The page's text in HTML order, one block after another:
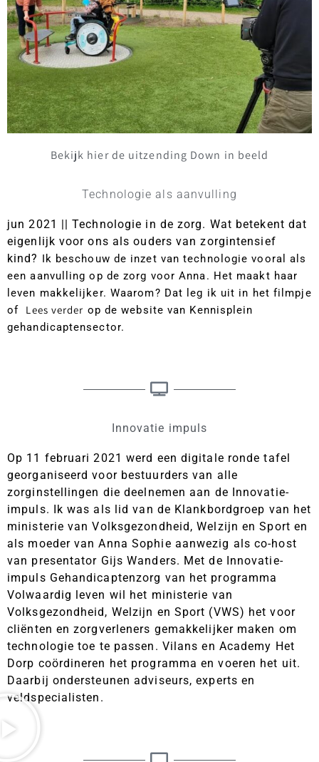
Bekijk hier de uitzending Down in beeld
Technologie als aanvulling
jun 2021 || Technologie in de zorg. Wat betekent dat
eigenlijk voor ons als ouders van zorgintensief
kind?
Ik beschouw de inzet van technologie vooral als
een aanvulling op de zorg voor Anna. Het maakt haar
leven makkelijker. Waarom? Dat leg ik uit in het filmpje
of Lees verder op de website van Kennisplein
gehandicaptensector.
Innovatie impuls
Op 11 februari 2021 werd een digitale ronde tafel
georganiseerd voor bestuurders van alle
zorginstellingen die deelnemen aan de Innovatie-
impuls. Ik was als lid van de Klankbordgroep van het
ministerie van Volksgezondheid, Welzijn en Sport en
als moeder van Anna Sophie aanwezig als co-host
van presentator Gijs Wanders. Met de Innovatie-
impuls Gehandicaptenzorg van het programma
Volwaardig leven wil het ministerie van
Volksgezondheid, Welzijn en Sport (VWS) het voor
cliënten en zorgverleners gemakkelijker maken om
technologie toe te passen. Vilans en Academy Het
Dorp coördineren het programma en voeren het uit.
Daarbij ondersteunen adviseurs, experts en
veldspecialisten.